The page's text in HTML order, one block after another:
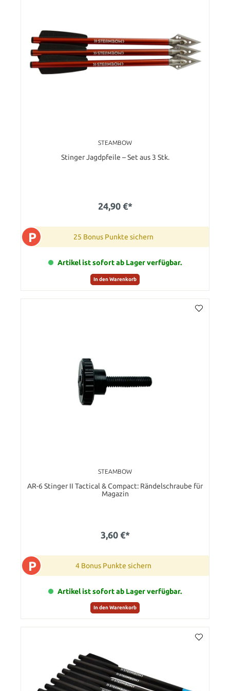
STEAMBOW
Stinger Jagdpfeile – Set aus 3 Stk.
24,90 €*
P 25 Bonus Punkte sichern
Artikel ist sofort ab Lager verfügbar.
In den Warenkorb
STEAMBOW
AR-6 Stinger II Tactical & Compact: Rändelschraube für
Magazin
3,60 €*
P 4 Bonus Punkte sichern
Artikel ist sofort ab Lager verfügbar.
In den Warenkorb